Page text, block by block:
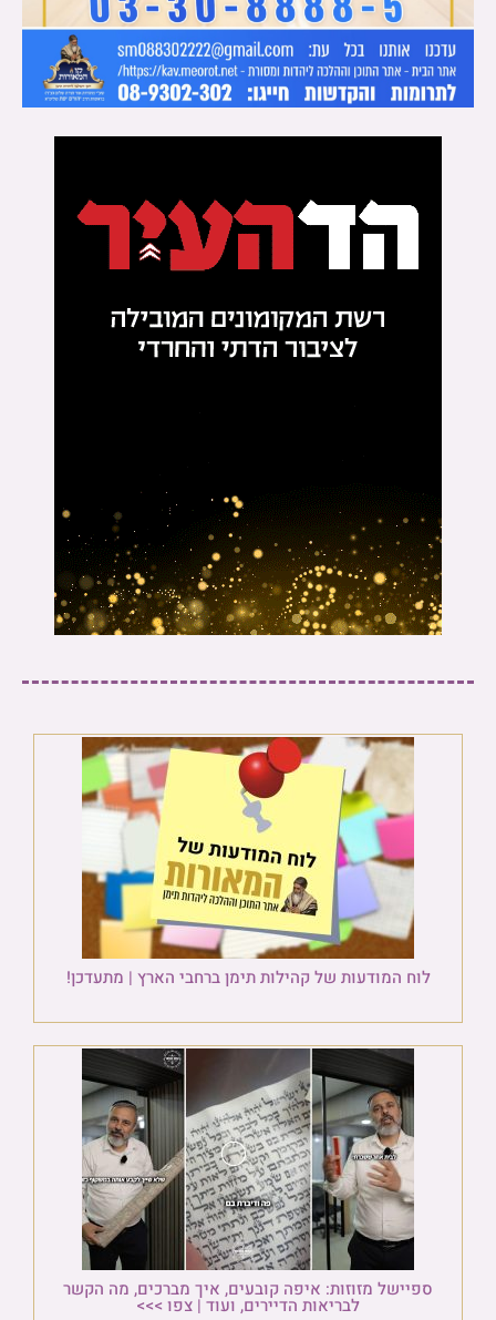
לוח המודעות של קהילות תימן ברחבי הארץ | מתעדכן!
ספיישל מזוזות: איפה קובעים, איך מברכים, מה הקשר
לבריאות הדיירים, ועוד | צפו >>>